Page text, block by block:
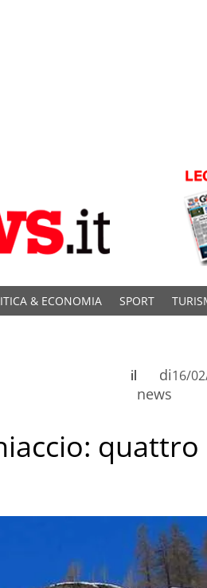
& ECONOMIA SPORT
di
news
il 16/
quattro